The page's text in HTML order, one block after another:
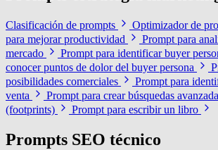
Clasificación de prompts Optimizador de
para mejorar productividad
Prompt para
mercado
Prompt para identificar buyer
conocer puntos de dolor del buyer persona
posibilidades comerciales
Prompt para
venta
Prompt para crear búsquedas
(footprints)
Prompt para escribir un libro
Prompts SEO técnico